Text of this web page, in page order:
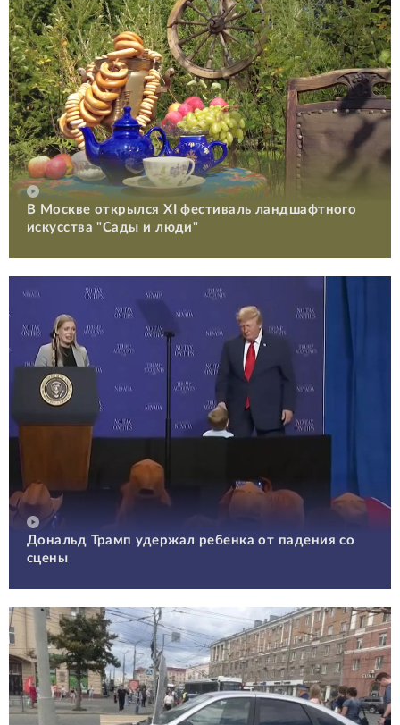
В Москве открылся XI фестиваль ландшафтного
искусства "Сады и люди"
Дональд Трамп удержал ребенка от падения со
сцены